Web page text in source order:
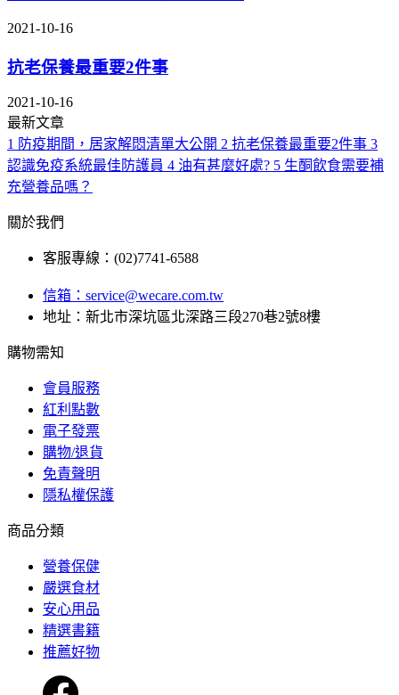
2021-10-16
抗老保養最重要2件事
2021-10-16
最新文章
1 防疫期間，居家解悶清單大公開 2 抗老保養最重要2件事 3
認識免疫系統最佳防護員 4 油有甚麼好處? 5 生酮飲食需要補
充營養品嗎？
關於我們
客服專線：(02)7741-6588
信箱： service@wecare.com.tw
地址：新北市深坑區北深路三段270巷2號8樓
購物需知
會員服務
紅利點數
電子發票
購物/退貨
免責聲明
隱私權保護
商品分類
營養保健
嚴選食材
安心用品
精選書籍
推薦好物